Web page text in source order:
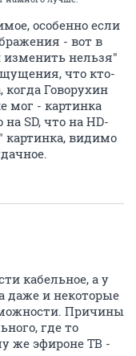
особенно если
- вот в
изменить нельзя"
что кто-
когда Говорухин
мог - картинка
SD, что на HD-
картинка, видимо
кабельное, а у
даже и некоторые
Причины
где то
же эфироне ТВ -